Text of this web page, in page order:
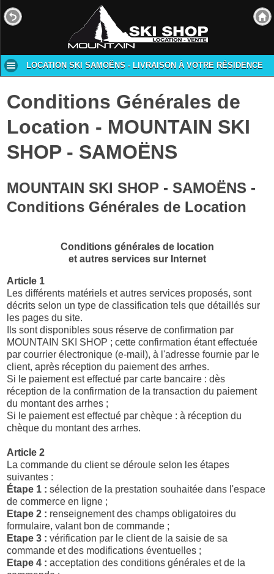
LOCATION SKI SAMOËNS - LIVRAISON À VOTRE RÉSIDENCE
Conditions Générales de
Location - MOUNTAIN SKI
SHOP - SAMOËNS
MOUNTAIN SKI SHOP - SAMOËNS -
Conditions Générales de Location
Conditions générales de location
et autres services sur Internet
Article 1
Les différents matériels et autres services proposés, sont
décrits selon un type de classification tels que détaillés sur
les pages du site.
Ils sont disponibles sous réserve de confirmation par
MOUNTAIN SKI SHOP ; cette confirmation étant effectuée
par courrier électronique (e-mail), à l'adresse fournie par le
client, après réception du paiement des arrhes.
Si le paiement est effectué par carte bancaire : dès
réception de la confirmation de la transaction du paiement
du montant des arrhes ;
Si le paiement est effectué par chèque : à réception du
chèque du montant des arrhes.
Article 2
La commande du client se déroule selon les étapes
suivantes :
Étape 1 : sélection de la prestation souhaitée dans l'espace
de commerce en ligne ;
Etape 2 : renseignement des champs obligatoires du
formulaire, valant bon de commande ;
Etape 3 : vérification par le client de la saisie de sa
commande et des modifications éventuelles ;
Etape 4 : acceptation des conditions générales et de la